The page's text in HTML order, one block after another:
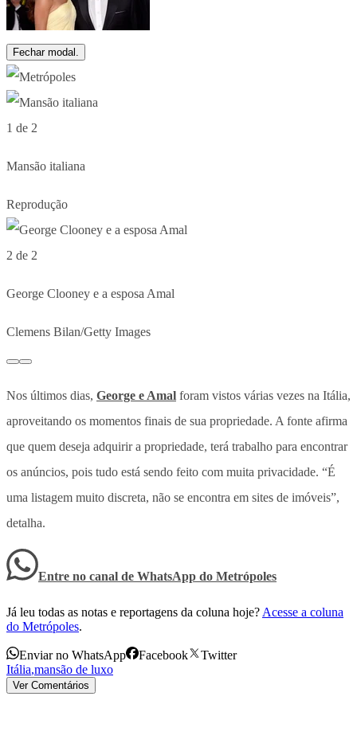
Fechar modal.
1 de 2
Mansão italiana
Reprodução
2 de 2
George Clooney e a esposa Amal
Clemens Bilan/Getty Images
Nos últimos dias, George e Amal foram vistos várias vezes na Itália,
aproveitando os momentos finais de sua propriedade. A fonte afirma
que quem deseja adquirir a propriedade, terá trabalho para encontrar
os anúncios, pois tudo está sendo feito com muita privacidade. “É
uma listagem muito discreta, não se encontra em sites de imóveis”,
detalha.
Entre no canal de WhatsApp do Metrópoles
Já leu todas as notas e reportagens da coluna hoje? Acesse a coluna
do Metrópoles.
Enviar no WhatsApp Facebook
Twitter
Itália,mansão de luxo
Ver Comentários